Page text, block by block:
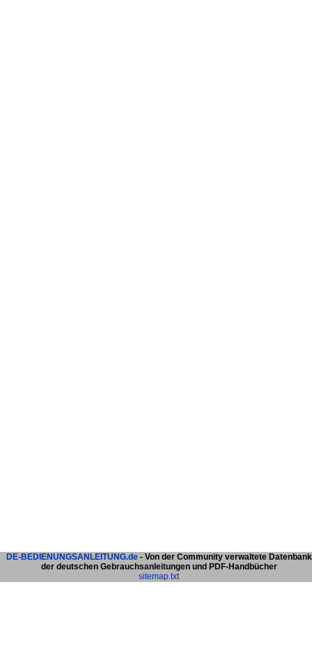
DE-BEDIENUNGSANLEITUNG.de- Von der Community verwaltete Datenbank
der deutschen Gebrauchsanleitungen und PDF-Handbücher
sitemap.txt